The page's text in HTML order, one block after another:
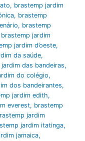
, brastemp jardim
, brastemp
, brastemp
brastemp jardim
jardim d’oeste,
da saúde,
das bandeiras,
do colégio,
dos bandeirantes,
jardim edith,
everest, brastemp
jardim
jardim itatinga,
jamaica,